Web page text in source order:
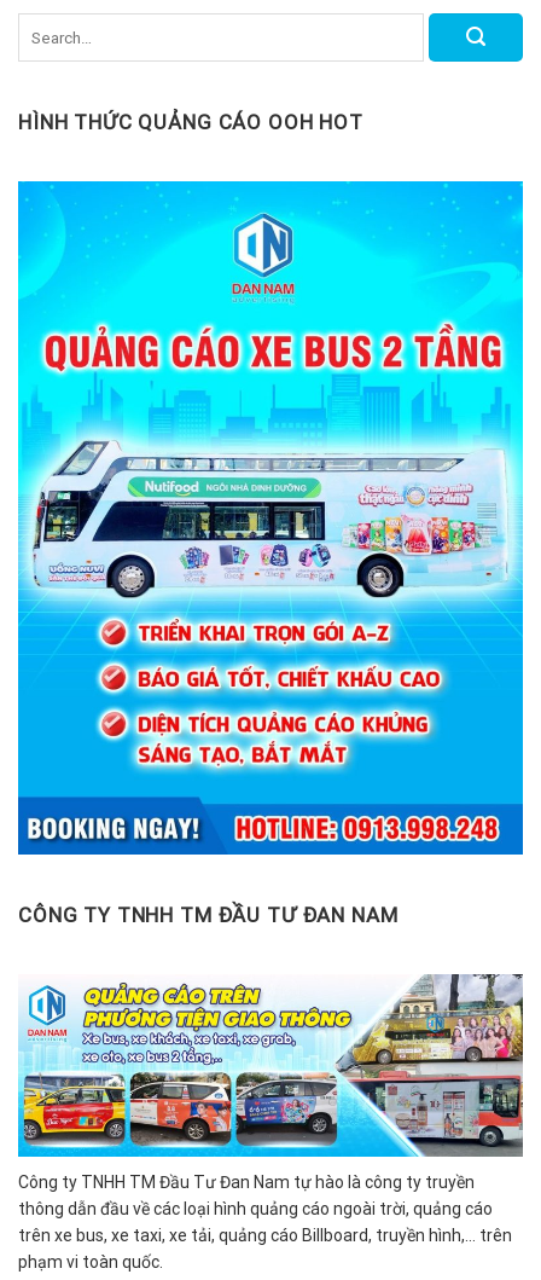
HÌNH THỨC QUẢNG CÁO OOH HOT
CÔNG TY TNHH TM ĐẦU TƯ ĐAN NAM
Công ty TNHH TM Đầu Tư Đan Nam tự hào là công ty truyền
thông dẫn đầu về các loại hình quảng cáo ngoài trời, quảng cáo
trên xe bus, xe taxi, xe tải, quảng cáo Billboard, truyền hình,… trên
phạm vi toàn quốc.